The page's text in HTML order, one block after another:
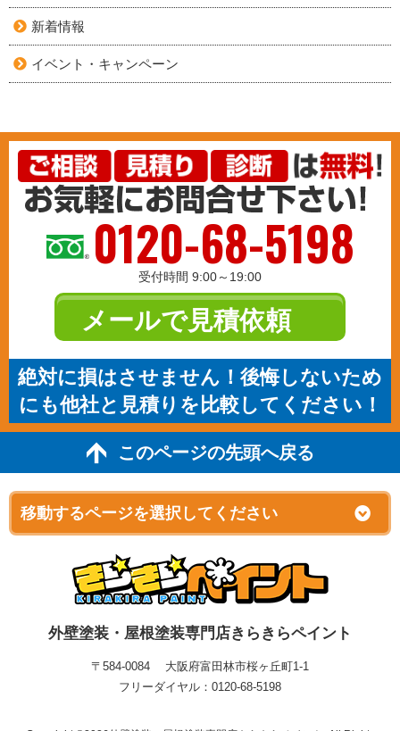
新着情報
イベント・キャンペーン
0120-68-5198
受付時間 9:00～19:00
メールで見積依頼
絶対に損はさせません！後悔しないため
にも他社と見積りを比較してください！
このページの先頭へ戻る
外壁塗装・屋根塗装専門店きらきらペイント
〒584-0084 大阪府富田林市桜ヶ丘町1-1
フリーダイヤル：0120-68-5198